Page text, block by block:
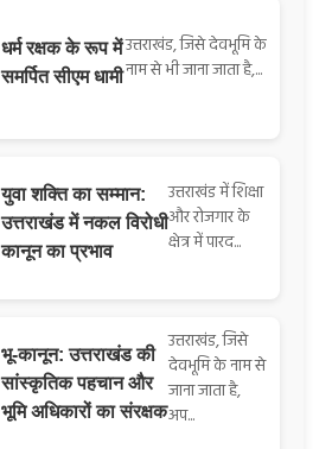
धर्म रक्षक के रूप में
समर्पित सीएम धामी
उत्तराखंड, जिसे देवभूमि के
नाम से भी जाना जाता है,...
युवा शक्ति का सम्मान:
उत्तराखंड में नकल विरोधी
कानून का प्रभाव
उत्तराखंड में शिक्षा
और रोजगार के
क्षेत्र में पारद...
भू-कानून: उत्तराखंड की
सांस्कृतिक पहचान और
भूमि अधिकारों का संरक्षक
उत्तराखंड, जिसे
देवभूमि के नाम से
जाना जाता है,
अप...